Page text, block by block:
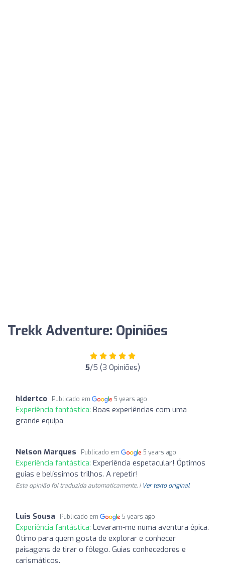
Trekk Adventure: Opiniões
5/5 (3 Opiniões)
hldertco Publicado em 5 years ago
Experiência fantástica: Boas experiências com uma
grande equipa
Nelson Marques Publicado em 5 years ago
Experiência fantástica: Experiência espetacular! Óptimos
guias e belíssimos trilhos. A repetir!
Esta opinião foi traduzida automaticamente. | Ver texto original
Luis Sousa Publicado em 5 years ago
Experiência fantástica: Levaram-me numa aventura épica.
Ótimo para quem gosta de explorar e conhecer
paisagens de tirar o fôlego. Guias conhecedores e
carismáticos.